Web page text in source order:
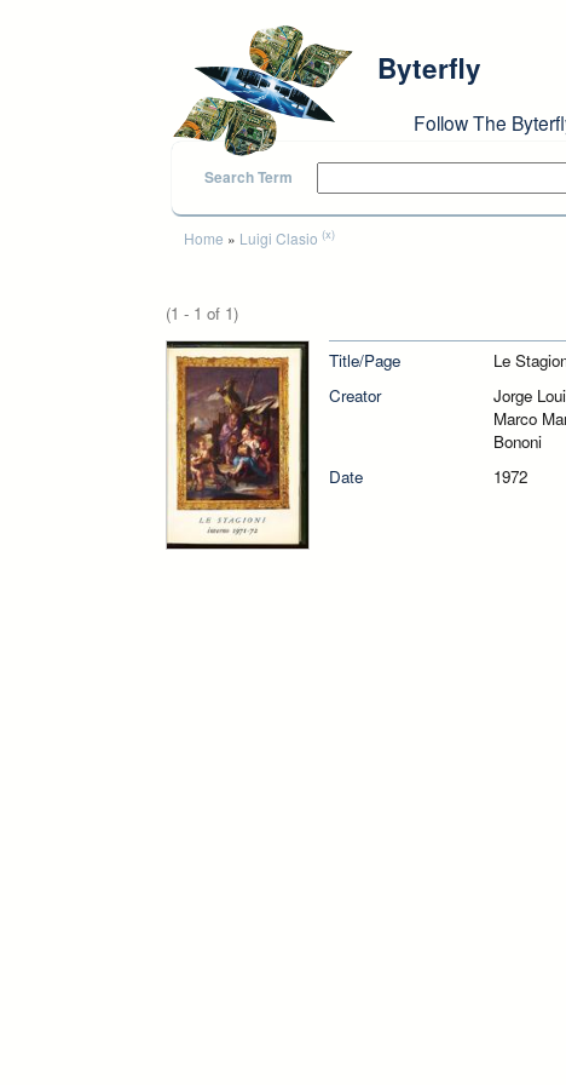
Byterfly
Follow The
Search Term
You are here
Home » Luigi Clasio (x)
(1 - 1 of 1)
Title/Page
Le
Creator
Jorge
Marco
Bononi
Date
1972